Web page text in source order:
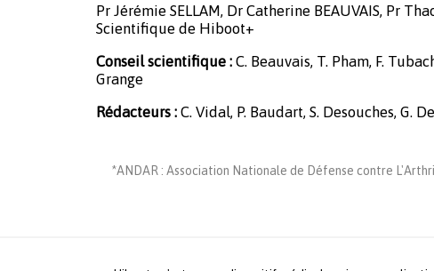
Pr Jérémie SELLAM, Dr Catherine BEAUVAIS, Pr
Scientifique de Hiboot+
Conseil scientifique : C. Beauvais, T. Pham, F.
Grange
Rédacteurs : C. Vidal, P. Baudart, S. Desouches, G.
*ANDAR : Association Nationale de Défense contre